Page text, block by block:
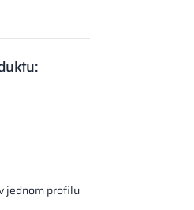
jednom profilu